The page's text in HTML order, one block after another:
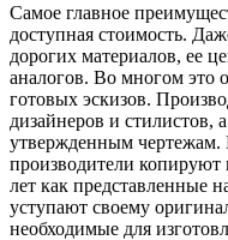
Самое главное
доступная стоимость.
дорогих материалов, ее
аналогов. Во многом это
готовых эскизов.
дизайнеров и стилистов,
утвержденным чертежам.
производители копируют
лет как представленные
уступают своему
необходимые для